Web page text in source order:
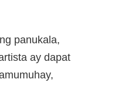
panukala,
ay dapat